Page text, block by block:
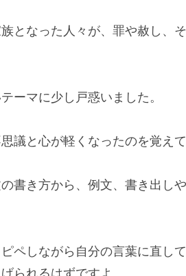
となった人々が、罪や赦し、
ーマに少し戸惑いました。
議と心が軽くなったのを覚えて
書き方から、例文、書き出し
ペしながら自分の言葉に直し
られるはずですよ。